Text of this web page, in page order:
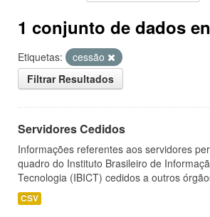
1 conjunto de dados
Etiquetas:
cessão
Filtrar Resultados
Servidores Cedidos
Informações referentes aos servidores
quadro do Instituto Brasileiro de
Tecnologia (IBICT) cedidos a outros
CSV